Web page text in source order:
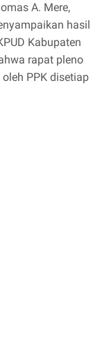
A. Mere,
hasil
Kabupaten
rapat pleno
PPK disetiap